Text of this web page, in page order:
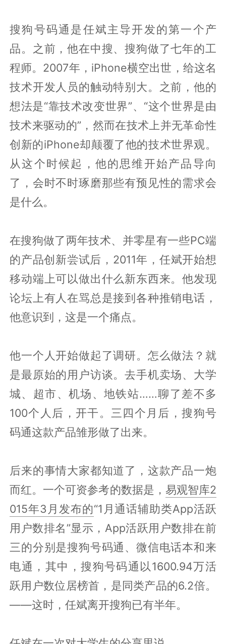
搜狗号码通是任斌主导开发的第一个产
品。之前，他在中搜、搜狗做了七年的工
程师。2007年，iPhone横空出世，给这名
技术开发人员的触动特别大。之前，他的
想法是“靠技术改变世界”、“这个世界是由
技术来驱动的”，然而在技术上并无革命性
创新的iPhone却颠覆了他的技术世界观。
从这个时候起，他的思维开始产品导向
了，会时不时琢磨那些有预见性的需求会
是什么。
在搜狗做了两年技术、并零星有一些PC端
的产品创新尝试后，2011年，任斌开始想
移动端上可以做出什么新东西来。他发现
论坛上有人在骂总是接到各种推销电话，
他意识到，这是一个痛点。
他一个人开始做起了调研。怎么做法？就
是最原始的用户访谈。去手机卖场、大学
城、超市、机场、地铁站……聊了差不多
100个人后，开干。三四个月后，搜狗号
码通这款产品雏形做了出来。
后来的事情大家都知道了，这款产品一炮
而红。一个可资参考的数据是， 易观智库2
015年3月发布的“1月通话辅助类App活跃
用户数排名”显示，App活跃用户数排在前
三的分别是搜狗号码通、微信电话本和来
电通，其中，搜狗号码通以1600.94万活
跃用户数位居榜首，是同类产品的6.2倍。
——这时，任斌离开搜狗已有半年。